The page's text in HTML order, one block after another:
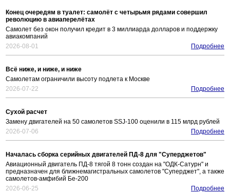
Конец очередям в туалет: самолёт с четырьмя рядами совершил
революцию в авиаперелётах
Самолет без окон получил кредит в 3 миллиарда долларов и поддержку
авиакомпаний
2026-08-01
Подробнее
Всё ниже, и ниже, и ниже
Самолетам ограничили высоту подлета к Москве
2026-07-22
Подробнее
Сухой расчет
Замену двигателей на 50 самолетов SSJ-100 оценили в 115 млрд рублей
2026-07-06
Подробнее
Началась сборка серийных двигателей ПД-8 для "Суперджетов"
Авиационный двигатель ПД-8 тягой 8 тонн создан на "ОДК-Сатурн" и
предназначен для ближнемагистральных самолетов "Суперджет", а также
самолетов-амфибий Бе-200
2026-06-25
Подробнее